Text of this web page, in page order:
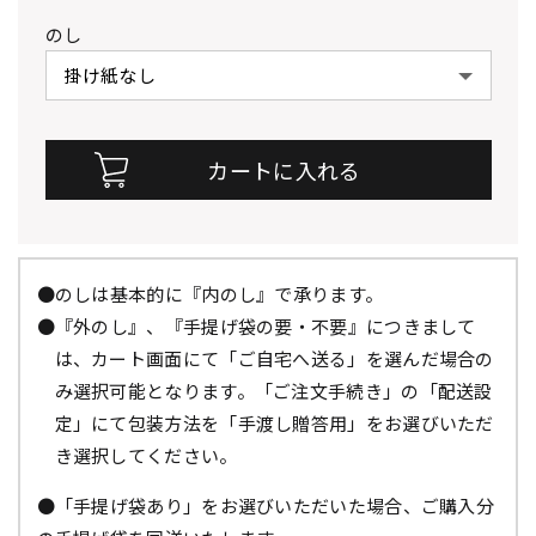
のし
●のしは基本的に『内のし』で承ります。
●『外のし』、『手提げ袋の要・不要』につきまして
は、カート画面にて「ご自宅へ送る」を選んだ場合の
み選択可能となります。「ご注文手続き」の「配送設
定」にて包装方法を「手渡し贈答用」をお選びいただ
き選択してください。
●「手提げ袋あり」をお選びいただいた場合、ご購入分